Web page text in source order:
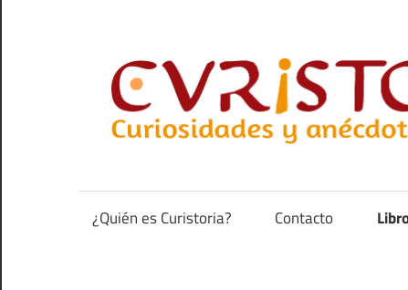
contenido
anécdotas
de
¿Quién es Curistoria? Contacto